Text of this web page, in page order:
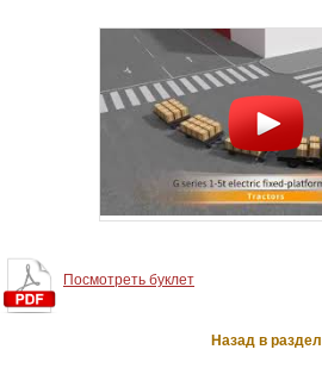
Посмотреть буклет
Назад в раздел